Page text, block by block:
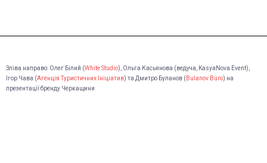
Зліва направо: Олег Білий (White Studio), Ольга Касьянова (ведуча, KasyaNova Event),
Ігор Чава (Агенція Туристичних Ініціатив) та Дмитро Буланов ( Bulanov Büro) на
презентації бренду Черкащини